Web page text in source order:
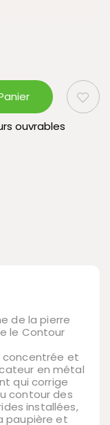
ouvrables
de la pierre
le Contour
concentrée et
en métal
qui corrige
contour des
installées,
paupière et